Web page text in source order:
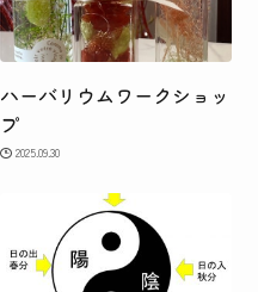
ハーバリウムワークショッ
プ
2025.09.30